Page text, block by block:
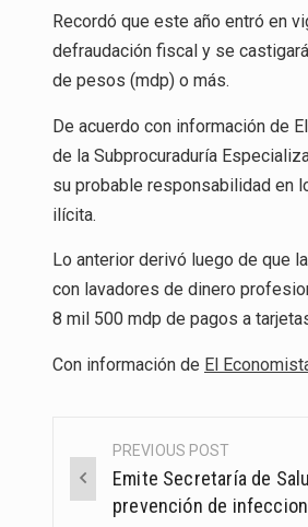
Recordó que este año entró en
defraudación fiscal y se
de pesos (mdp) o más.
De acuerdo con información de
de la Subprocuraduría
su probable responsabilidad en
ilícita.
Lo anterior derivó luego de que
con lavadores de dinero
8 mil 500 mdp de pagos a
Con información de El
Post
navigation
PREVIOUS POST
Emite Secretaría de
prevención de